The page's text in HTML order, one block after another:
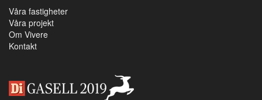
Våra fastigheter
Våra projekt
Om Vivere
Kontakt